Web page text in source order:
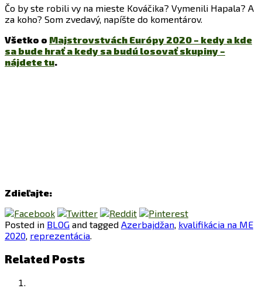
Čo by ste robili vy na mieste Kováčika? Vymenili Hapala? A
za koho? Som zvedavý, napíšte do komentárov.
Všetko o Majstrovstvách Európy 2020 – kedy a kde
sa bude hrať a kedy sa budú losovať skupiny –
nájdete tu.
Zdieľajte:
Posted in BLOG and tagged Azerbajdžan, kvalifikácia na ME
2020, reprezentácia.
Related Posts